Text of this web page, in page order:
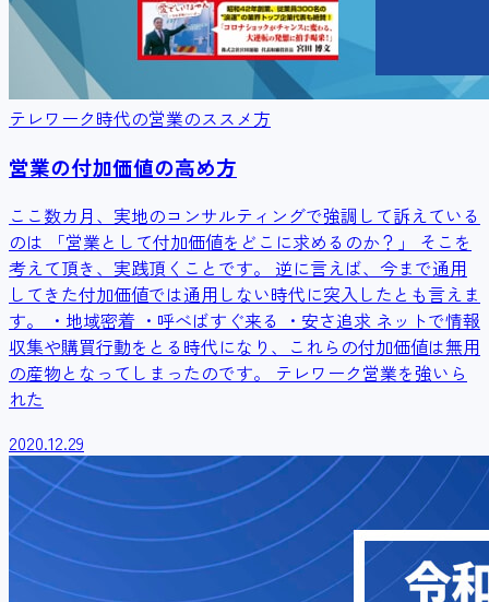
テレワーク時代の営業のススメ方
営業の付加価値の高め方
ここ数カ月、実地のコンサルティングで強調して訴えている
のは 「営業として付加価値をどこに求めるのか？」 そこを
考えて頂き、実践頂くことです。 逆に言えば、今まで通用
してきた付加価値では通用しない時代に突入したとも言えま
す。 ・地域密着 ・呼べばすぐ来る ・安さ追求 ネットで情報
収集や購買行動をとる時代になり、これらの付加価値は無用
の産物となってしまったのです。 テレワーク営業を強いら
れた
2020.12.29